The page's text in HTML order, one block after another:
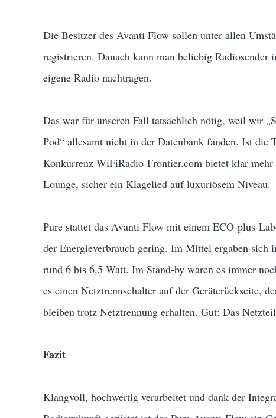
Die Besitzer des Avanti Flow sollen unter allen
registrieren. Danach kann man beliebig Radiosender
eigene Radio nachtragen.
Das war für unseren Fall tatsächlich nötig, weil wir
Pod“ allesamt nicht in der Datenbank fanden. Ist die
Konkurrenz WiFiRadio-Frontier.com bietet klar
Lounge, sicher ein Klagelied auf luxuriösem Niveau.
Pure stattet das Avanti Flow mit einem ECO-plus-
der Energieverbrauch gering. Im Mittel ergaben
rund 6 bis 6,5 Watt. Im Stand-by waren es immer
es einen Netztrennschalter auf der Geräterückseite,
bleiben trotz Netztrennung erhalten. Gut: Das
Fazit
Klangvoll, hochwertig verarbeitet und dank der